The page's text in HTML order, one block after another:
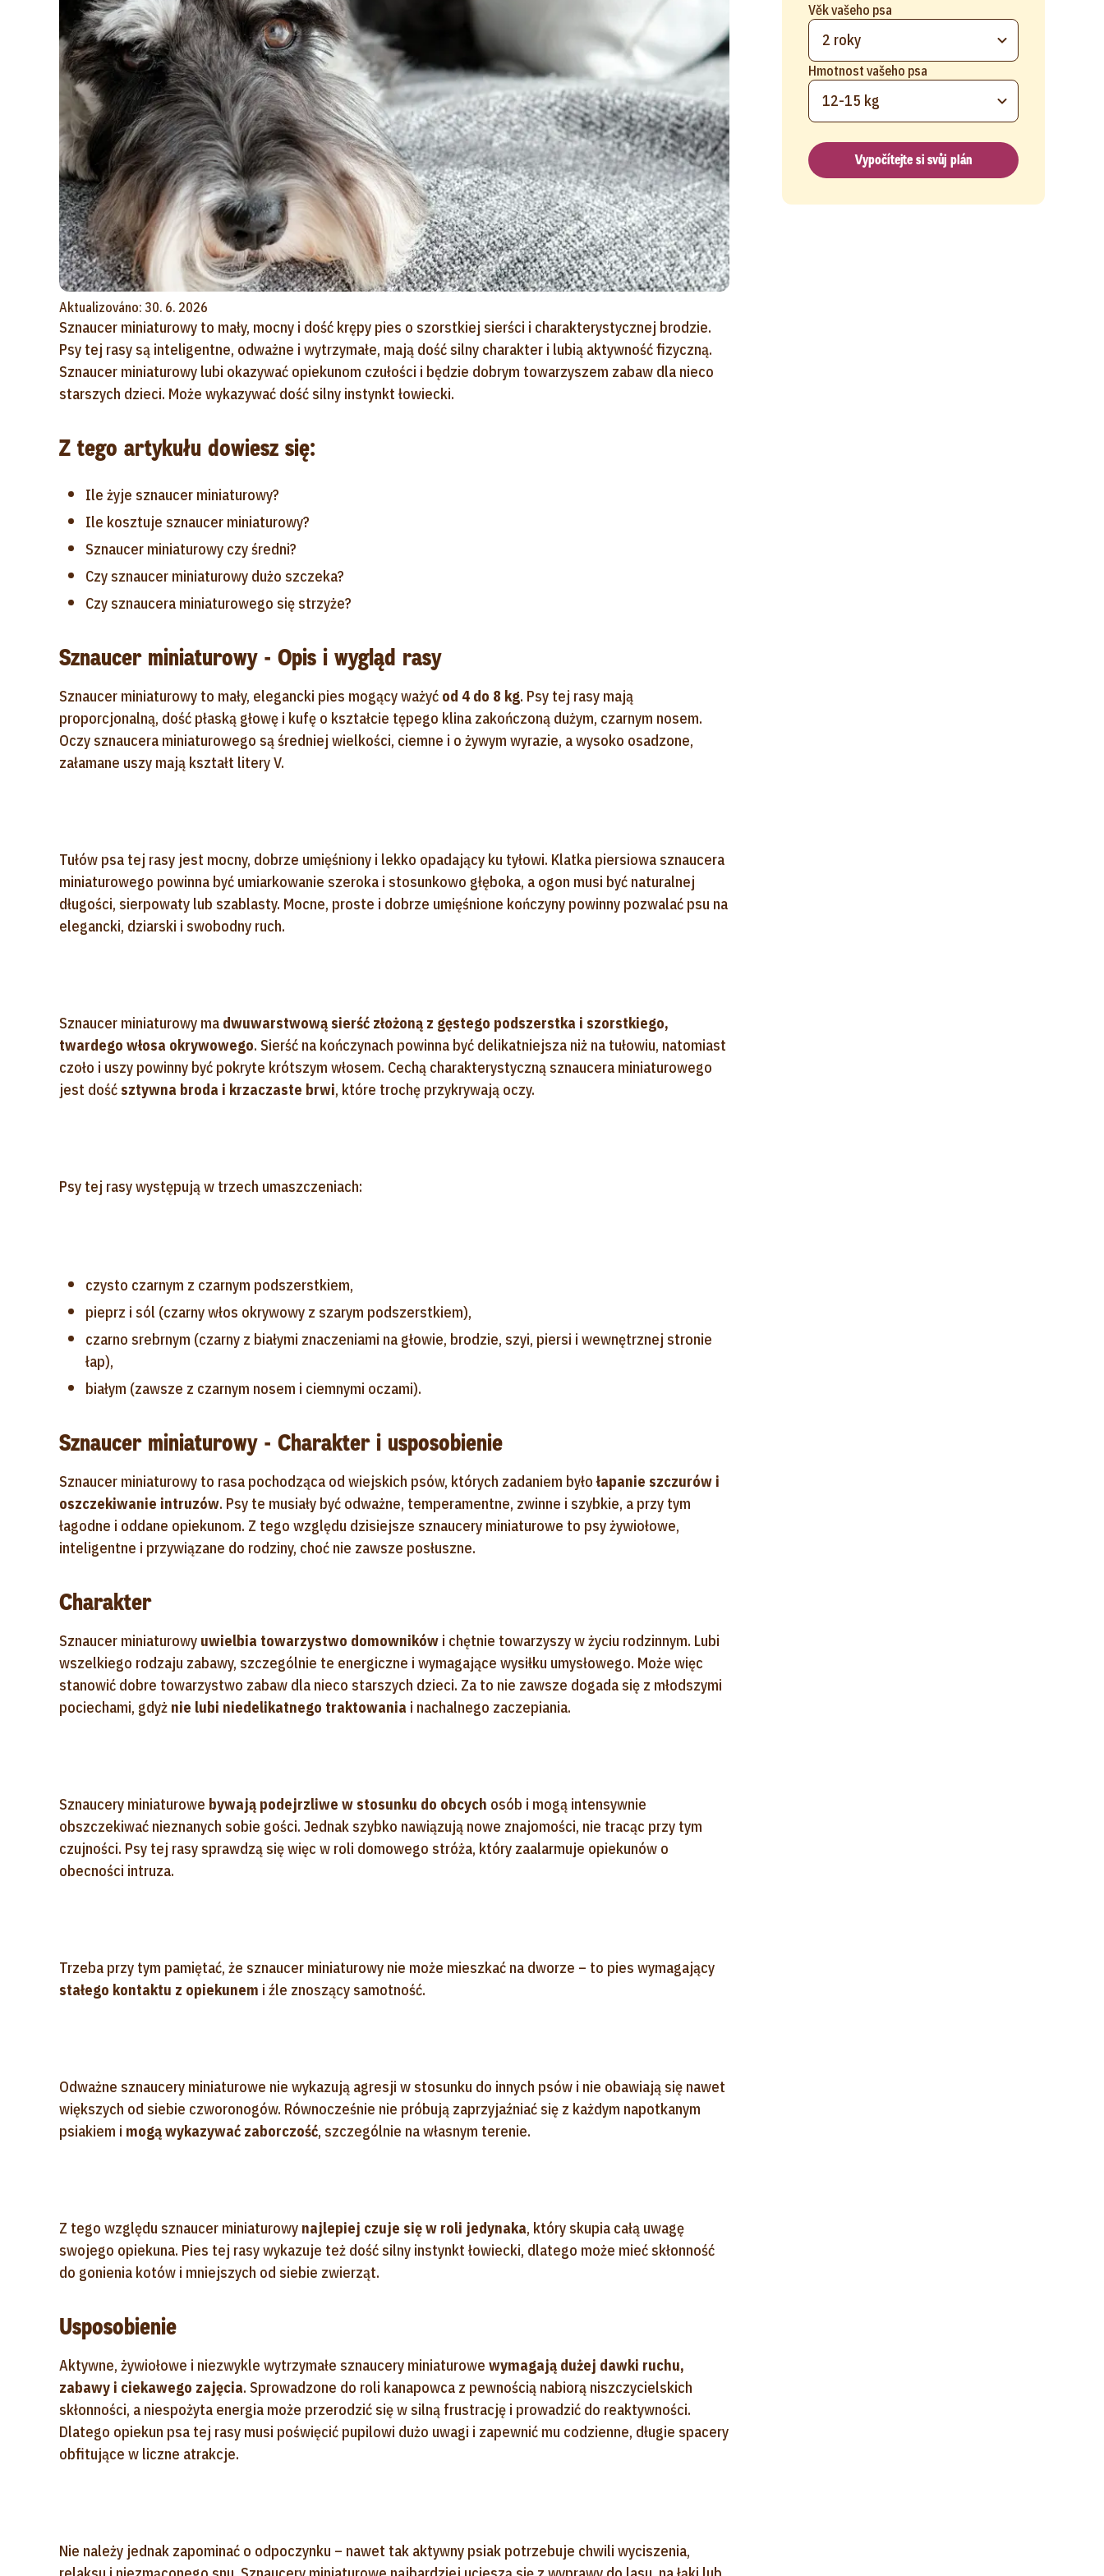
Aktualizováno: 30. 6. 2026
Sznaucer miniaturowy to mały, mocny i dość krępy pies o szorstkiej sierści i charakterystycznej brodzie.
Psy tej rasy są inteligentne, odważne i wytrzymałe, mają dość silny charakter i lubią aktywność fizyczną.
Sznaucer miniaturowy lubi okazywać opiekunom czułości i będzie dobrym towarzyszem zabaw dla nieco
starszych dzieci. Może wykazywać dość silny instynkt łowiecki.
Z tego artykułu dowiesz się:
Ile żyje sznaucer miniaturowy?
Ile kosztuje sznaucer miniaturowy?
Sznaucer miniaturowy czy średni?
Czy sznaucer miniaturowy dużo szczeka?
Czy sznaucera miniaturowego się strzyże?
Sznaucer miniaturowy - Opis i wygląd rasy
Sznaucer miniaturowy to mały, elegancki pies mogący ważyć od 4 do 8 kg. Psy tej rasy mają
proporcjonalną, dość płaską głowę i kufę o kształcie tępego klina zakończoną dużym, czarnym nosem.
Oczy sznaucera miniaturowego są średniej wielkości, ciemne i o żywym wyrazie, a wysoko osadzone,
załamane uszy mają kształt litery V.
Tułów psa tej rasy jest mocny, dobrze umięśniony i lekko opadający ku tyłowi. Klatka piersiowa sznaucera
miniaturowego powinna być umiarkowanie szeroka i stosunkowo głęboka, a ogon musi być naturalnej
długości, sierpowaty lub szablasty. Mocne, proste i dobrze umięśnione kończyny powinny pozwalać psu na
elegancki, dziarski i swobodny ruch.
Sznaucer miniaturowy ma dwuwarstwową sierść złożoną z gęstego podszerstka i szorstkiego,
twardego włosa okrywowego. Sierść na kończynach powinna być delikatniejsza niż na tułowiu, natomiast
czoło i uszy powinny być pokryte krótszym włosem. Cechą charakterystyczną sznaucera miniaturowego
jest dośćsztywna broda i krzaczaste brwi, które trochę przykrywają oczy.
Psy tej rasy występują w trzech umaszczeniach:
czysto czarnym z czarnym podszerstkiem,
pieprz i sól (czarny włos okrywowy z szarym podszerstkiem),
czarno srebrnym (czarny z białymi znaczeniami na głowie, brodzie, szyi, piersi i wewnętrznej stronie
łap),
białym (zawsze z czarnym nosem i ciemnymi oczami).
Sznaucer miniaturowy - Charakter i usposobienie
Sznaucer miniaturowy to rasa pochodząca od wiejskich psów, których zadaniem byłołapanie szczurów i
oszczekiwanie intruzów. Psy te musiały być odważne, temperamentne, zwinne i szybkie, a przy tym
łagodne i oddane opiekunom. Z tego względu dzisiejsze sznaucery miniaturowe to psy żywiołowe,
inteligentne i przywiązane do rodziny, choć nie zawsze posłuszne.
Charakter
Sznaucer miniaturowy uwielbia towarzystwo domowników i chętnie towarzyszy w życiu rodzinnym. Lubi
wszelkiego rodzaju zabawy, szczególnie te energiczne i wymagające wysiłku umysłowego. Może więc
stanowić dobre towarzystwo zabaw dla nieco starszych dzieci. Za to nie zawsze dogada się z młodszymi
pociechami, gdyż nie lubi niedelikatnego traktowania i nachalnego zaczepiania.
Sznaucery miniaturowe bywają podejrzliwe w stosunku do obcych osób i mogą intensywnie
obszczekiwać nieznanych sobie gości. Jednak szybko nawiązują nowe znajomości, nie tracąc przy tym
czujności. Psy tej rasy sprawdzą się więc w roli domowego stróża, który zaalarmuje opiekunów o
obecności intruza.
Trzeba przy tym pamiętać, że sznaucer miniaturowy nie może mieszkać na dworze – to pies wymagający
stałego kontaktu z opiekunem i źle znoszący samotność.
Odważne sznaucery miniaturowe nie wykazują agresji w stosunku do innych psów i nie obawiają się nawet
większych od siebie czworonogów. Równocześnie nie próbują zaprzyjaźniać się z każdym napotkanym
psiakiem i mogą wykazywać zaborczość, szczególnie na własnym terenie.
Z tego względu sznaucer miniaturowy najlepiej czuje się w roli jedynaka, który skupia całą uwagę
swojego opiekuna. Pies tej rasy wykazuje też dość silny instynkt łowiecki, dlatego może mieć skłonność
do gonienia kotów i mniejszych od siebie zwierząt.
Usposobienie
Aktywne, żywiołowe i niezwykle wytrzymałe sznaucery miniaturowe wymagają dużej dawki ruchu,
zabawy i ciekawego zajęcia. Sprowadzone do roli kanapowca z pewnością nabiorą niszczycielskich
skłonności, a niespożyta energia może przerodzić się w silną frustrację i prowadzić do reaktywności.
Dlatego opiekun psa tej rasy musi poświęcić pupilowi dużo uwagi i zapewnić mu codzienne, długie spacery
obfitujące w liczne atrakcje.
Nie należy jednak zapominać o odpoczynku – nawet tak aktywny psiak potrzebuje chwili wyciszenia,
Věk vašeho psa
2 roky
Hmotnost vašeho psa
12-15 kg
Vypočítejte si svůj plán